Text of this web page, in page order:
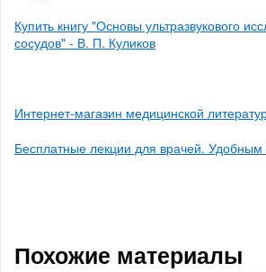
Купить книгу "Основы ультразвукового
сосудов" - В. П. Куликов
Интернет-магазин медицинской
Бесплатные лекции для врачей. Удобным
Похожие материалы